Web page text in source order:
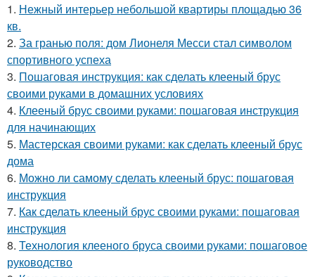
1. Нежный интерьер небольшой квартиры площадью 36
кв.
2. За гранью поля: дом Лионеля Месси стал символом
спортивного успеха
3. Пошаговая инструкция: как сделать клееный брус
своими руками в домашних условиях
4. Клееный брус своими руками: пошаговая инструкция
для начинающих
5. Мастерская своими руками: как сделать клееный брус
дома
6. Можно ли самому сделать клееный брус: пошаговая
инструкция
7. Как сделать клееный брус своими руками: пошаговая
инструкция
8. Технология клееного бруса своими руками: пошаговое
руководство